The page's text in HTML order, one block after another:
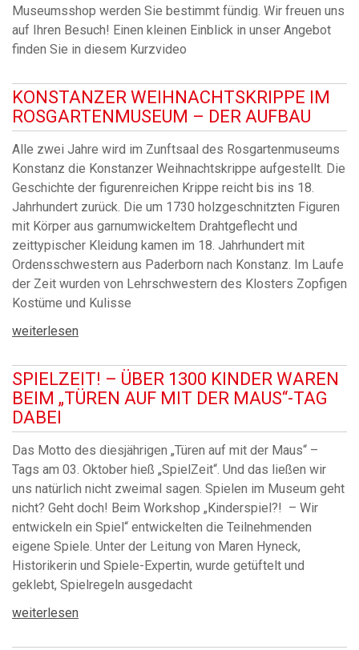
Museumsshop werden Sie bestimmt fündig. Wir freuen uns
auf Ihren Besuch! Einen kleinen Einblick in unser Angebot
finden Sie in diesem Kurzvideo
KONSTANZER WEIHNACHTSKRIPPE IM
ROSGARTENMUSEUM – DER AUFBAU
Alle zwei Jahre wird im Zunftsaal des Rosgartenmuseums
Konstanz die Konstanzer Weihnachtskrippe aufgestellt. Die
Geschichte der figurenreichen Krippe reicht bis ins 18.
Jahrhundert zurück. Die um 1730 holzgeschnitzten Figuren
mit Körper aus garnumwickeltem Drahtgeflecht und
zeittypischer Kleidung kamen im 18. Jahrhundert mit
Ordensschwestern aus Paderborn nach Konstanz. Im Laufe
der Zeit wurden von Lehrschwestern des Klosters Zopfigen
Kostüme und Kulisse
weiterlesen
SPIELZEIT! – ÜBER 1300 KINDER WAREN
BEIM „TÜREN AUF MIT DER MAUS“-TAG
DABEI
Das Motto des diesjährigen „Türen auf mit der Maus“ –
Tags am 03. Oktober hieß „SpielZeit“. Und das ließen wir
uns natürlich nicht zweimal sagen. Spielen im Museum geht
nicht? Geht doch! Beim Workshop „Kinderspiel?! – Wir
entwickeln ein Spiel“ entwickelten die Teilnehmenden
eigene Spiele. Unter der Leitung von Maren Hyneck,
Historikerin und Spiele-Expertin, wurde getüftelt und
geklebt, Spielregeln ausgedacht
weiterlesen